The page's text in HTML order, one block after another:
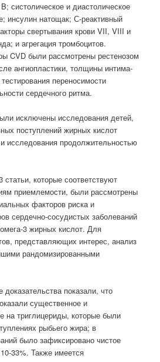
систолическое и диастолическое
инсулин натощак; С-реактивный
свертывания крови VII, VIII и
и агрегация тромбоцитов.
CVD были рассмотрены рестенозом
ангиопластики, толщины интима-
переносимости
сердечного ритма.
исключены исследования детей,
поступлений жирных кислот
исследования продолжительностью
которые соответствуют
приемлемости, были рассмотрены
факторов риска и
сердечно-сосудистых заболеваний
3 жирных кислот. Для
представляющих интерес, анализ
рандомизированными
показали, что
существенное и
на триглицериды, которые были
рыбьего жира; в
было зафиксировано чистое
33%. Также имеется